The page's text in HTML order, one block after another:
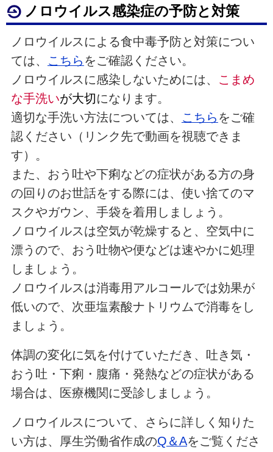
ノロウイルス感染症の予防と対策
ノロウイルスによる食中毒予防と対策につい
ては、 こちら をご確認ください。
ノロウイルスに感染しないためには、 こまめ
な手洗いが大切になります。
適切な手洗い方法については、 こちら をご確
認ください（リンク先で動画を視聴できま
す）。
また、おう吐や下痢などの症状がある方の身
の回りのお世話をする際には、使い捨てのマ
スクやガウン、手袋を着用しましょう。
ノロウイルスは空気が乾燥すると、空気中に
漂うので、おう吐物や便などは速やかに処理
しましょう。
ノロウイルスは消毒用アルコールでは効果が
低いので、次亜塩素酸ナトリウムで消毒をし
ましょう。
体調の変化に気を付けていただき、吐き気・
おう吐・下痢・腹痛・発熱などの症状がある
場合は、医療機関に受診しましょう。
ノロウイルスについて、さらに詳しく知りた
い方は、厚生労働省作成のQ＆Aをご覧くださ